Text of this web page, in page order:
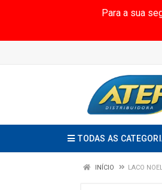
Para a sua
TODAS AS
INÍCIO LACO